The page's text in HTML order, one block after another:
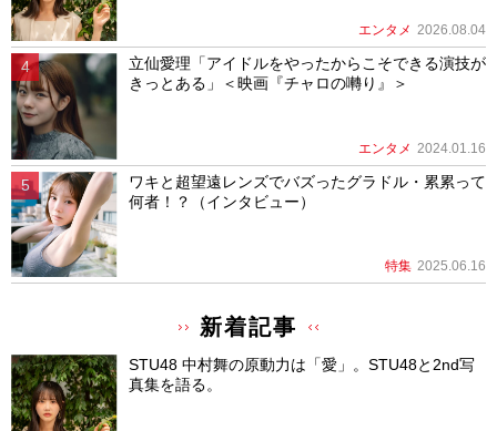
エンタメ 2026.08.04
立仙愛理「アイドルをやったからこそできる演技が
きっとある」＜映画『チャロの囀り』＞
エンタメ 2024.01.16
ワキと超望遠レンズでバズったグラドル・累累って
何者！？（インタビュー）
特集 2025.06.16
新着記事
STU48 中村舞の原動力は「愛」。STU48と2nd写
真集を語る。